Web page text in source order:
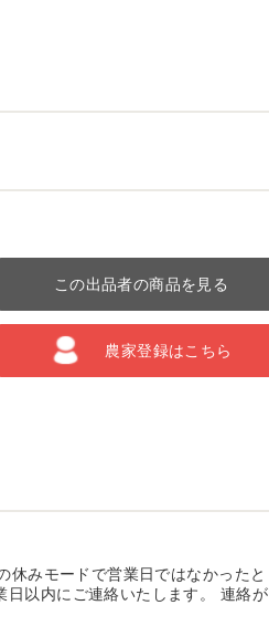
この出品者の商品を見る
農家登録はこちら
みモードで営業日ではなかったと
以内にご連絡いたします。 連絡が